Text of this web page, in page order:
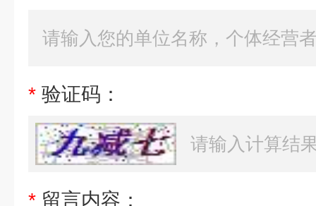
* 验证码：
* 留言内容：